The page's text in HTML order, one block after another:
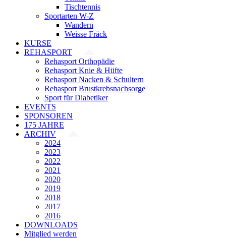
Tischtennis
Sportarten W-Z
Wandern
Weisse Fräck
KURSE
REHASPORT
Rehasport Orthopädie
Rehasport Knie & Hüfte
Rehasport Nacken & Schultern
Rehasport Brustkrebsnachsorge
Sport für Diabetiker
EVENTS
SPONSOREN
175 JAHRE
ARCHIV
2024
2023
2022
2021
2020
2019
2018
2017
2016
DOWNLOADS
Mitglied werden